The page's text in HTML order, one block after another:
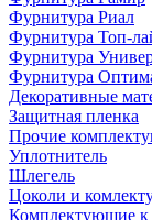
Фурнитура Риал
Фурнитура Топ-
Фурнитура
Фурнитура
Декоративные
Защитная пленка
Прочие
Уплотнитель
Шлегель
Цоколи и
Комплектующие